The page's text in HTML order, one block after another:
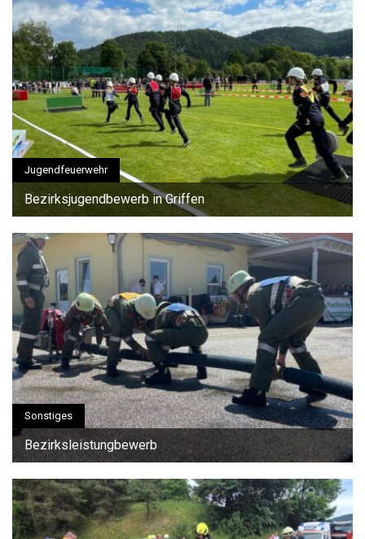
Jugendfeuerwehr
Bezirksjugendbewerb in Griffen
Sonstiges
Bezirksleistungbewerb